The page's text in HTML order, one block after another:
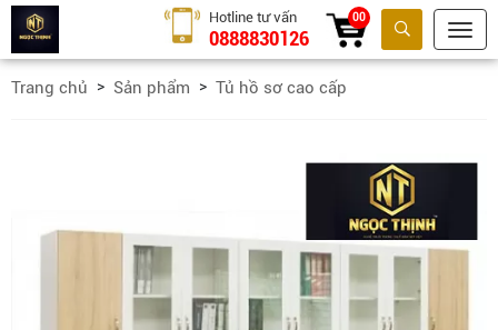
Tìm kiếm
Hotline tư vấn
0888830126
00
Trang chủ Sản phẩm Tủ hồ sơ cao cấp